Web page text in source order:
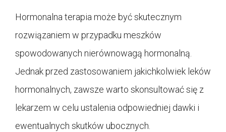
Hormonalna terapia może być skutecznym
rozwiązaniem w przypadku meszków
spowodowanych nierównowagą hormonalną.
Jednak przed zastosowaniem jakichkolwiek leków
hormonalnych, zawsze warto skonsultować się z
lekarzem w celu ustalenia odpowiedniej dawki i
ewentualnych skutków ubocznych.